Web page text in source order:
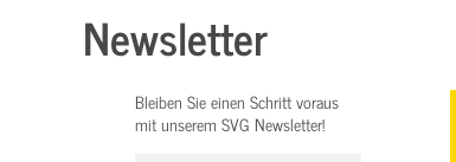
Newsletter
Bleiben Sie einen Schritt voraus
mit unserem SVG Newsletter!